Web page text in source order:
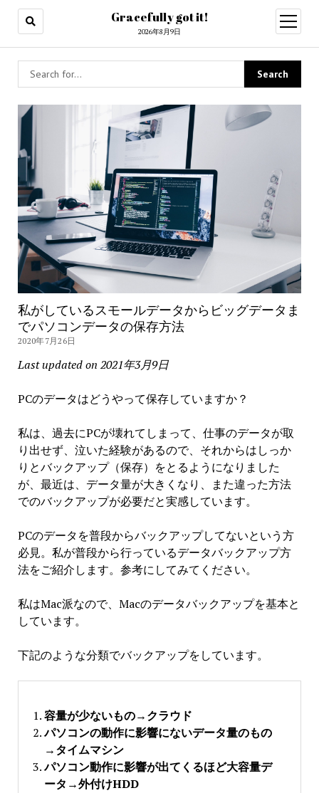
Gracefully got it!
2026年8月9日
open
menu
私がしているスモールデータからビッグデータま
でパソコンデータの保存方法
2020年7月26日
Last updated on 2021年3月9日
PCのデータはどうやって保存していますか？
私は、過去にPCが壊れてしまって、仕事のデータが取
り出せず、泣いた経験があるので、それからはしっか
りとバックアップ（保存）をとるようになりました
が、最近は、データ量が大きくなり、また違った方法
でのバックアップが必要だと実感しています。
PCのデータを普段からバックアップしてないという方
必見。私が普段から行っているデータバックアップ方
法をご紹介します。参考にしてみてください。
私はMac派なので、Macのデータバックアップを基本と
しています。
下記のような分類でバックアップをしています。
容量が少ないもの→クラウド
パソコンの動作に影響にないデータ量のもの
→タイムマシン
パソコン動作に影響が出てくるほど大容量デ
ータ→外付けHDD